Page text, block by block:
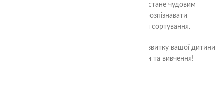
урахуванням потреб розвитку малюків. Він стане чудовим
інструментом для навчання вашої дитини розпізнавати
кольори, форми, розміри та вивчати основи сортування.
Оберіть сортери в нашому магазині для розвитку вашої дитини
та подаруйте їй цікаві та корисні години гри та вивчення!